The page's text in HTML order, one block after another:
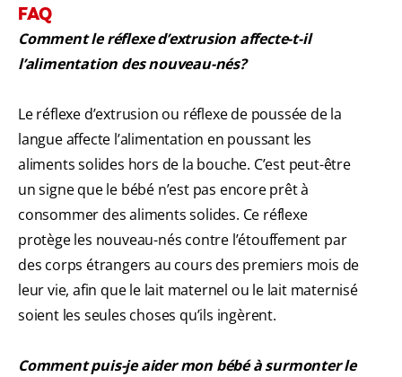
FAQ
Comment le réflexe d’extrusion affecte-t-il
l’alimentation des nouveau-nés?
Le réflexe d’extrusion ou réflexe de poussée de la
langue affecte l’alimentation en poussant les
aliments solides hors de la bouche. C’est peut-être
un signe que le bébé n’est pas encore prêt à
consommer des aliments solides. Ce réflexe
protège les nouveau-nés contre l’étouffement par
des corps étrangers au cours des premiers mois de
leur vie, afin que le lait maternel ou le lait maternisé
soient les seules choses qu’ils ingèrent.
Comment puis-je aider mon bébé à surmonter le